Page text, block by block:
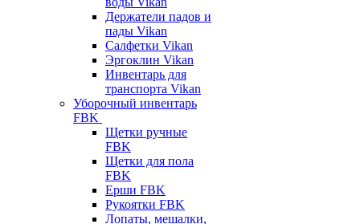
Держатели падов и
пады Vikan
Салфетки Vikan
Эргоклин Vikan
Инвентарь для
транспорта Vikan
Уборочный инвентарь
FBK
Щетки ручные
FBK
Щетки для пола
FBK
Ерши FBK
Рукоятки FBK
Лопаты, мешалки,